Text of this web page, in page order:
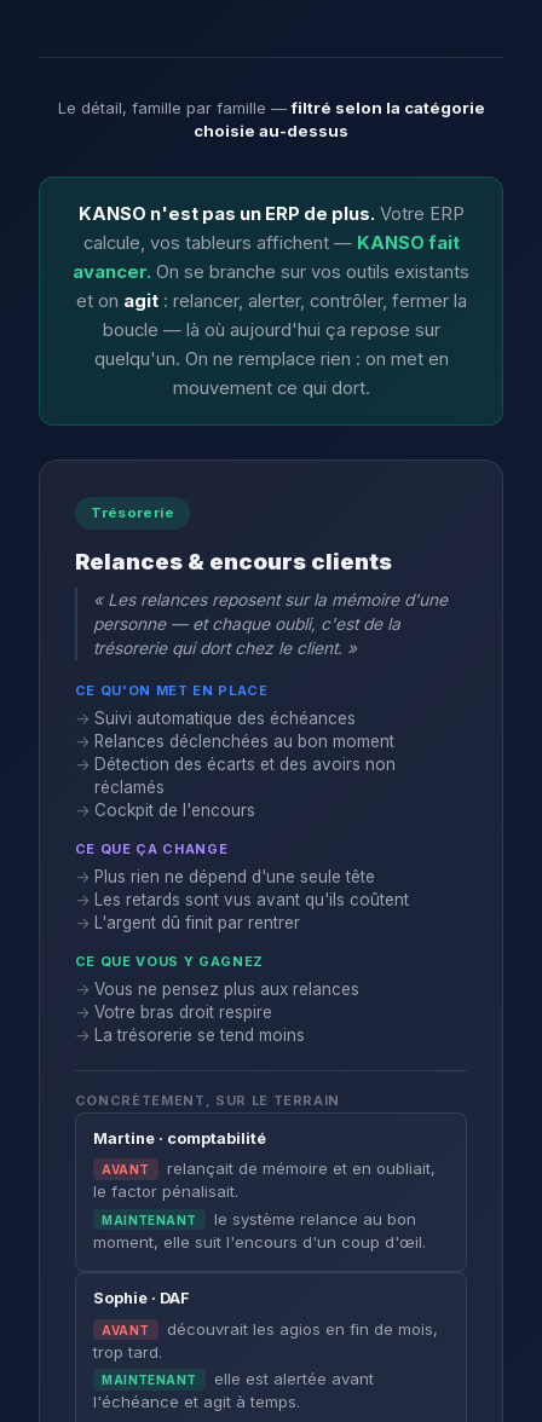
Le détail, famille par famille —filtré selon la catégorie
choisie au-dessus
KANSO n'est pas un ERP de plus. Votre ERP
calcule, vos tableurs affichent — KANSO fait
avancer. On se branche sur vos outils existants
et on agit: relancer, alerter, contrôler, fermer la
boucle — là où aujourd'hui ça repose sur
quelqu'un. On ne remplace rien : on met en
mouvement ce qui dort.
Trésorerie
Relances & encours clients
« Les relances reposent sur la mémoire d'une
personne — et chaque oubli, c'est de la
trésorerie qui dort chez le client. »
CE QU'ON MET EN PLACE
Suivi automatique des échéances
Relances déclenchées au bon moment
Détection des écarts et des avoirs non
réclamés
Cockpit de l'encours
CE QUE ÇA CHANGE
Plus rien ne dépend d'une seule tête
Les retards sont vus avant qu'ils coûtent
L'argent dû finit par rentrer
CE QUE VOUS Y GAGNEZ
Vous ne pensez plus aux relances
Votre bras droit respire
La trésorerie se tend moins
CONCRÈTEMENT, SUR LE TERRAIN
Martine · comptabilité
AVANT
relançait de mémoire et en oubliait,
le factor pénalisait.
MAINTENANT
le système relance au bon
moment, elle suit l'encours d'un coup d'œil.
Sophie · DAF
AVANT
découvrait les agios en fin de mois,
trop tard.
MAINTENANT
elle est alertée avant
l'échéance et agit à temps.